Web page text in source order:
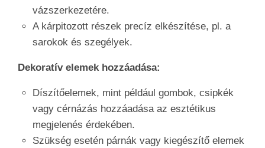
vázszerkezetére.
A kárpitozott részek precíz elkészítése, pl. a
sarokok és szegélyek.
Dekoratív elemek hozzáadása:
Díszítőelemek, mint például gombok, csipkék
vagy cérnázás hozzáadása az esztétikus
megjelenés érdekében.
Szükség esetén párnák vagy kiegészítő elemek